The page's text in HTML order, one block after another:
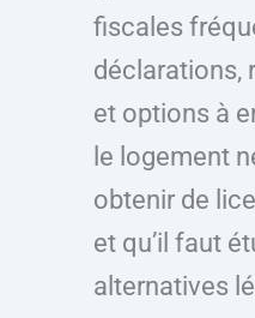
fiscales
déclarations,
et options à
le logement
obtenir de
et qu’il faut
alternatives